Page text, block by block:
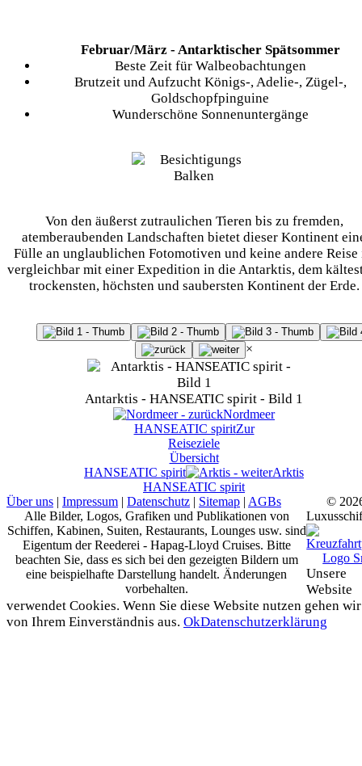
Februar/März - Antarktischer Spätsommer
Beste Zeit für Walbeobachtungen
Brutzeit und Aufzucht Königs-, Adelie-, Zügel-,
Goldschopfpinguine
Wunderschöne Sonnenuntergänge
Von den äußerst zutraulichen Tieren bis zu fremden,
atemberaubenden Landschaften bietet dieser Kontinent
Fülle an unglaublichen Fotomotiven und keine andere Reise
vergleichbar mit einer Expedition in die Antarktis, dem
trockensten, höchsten und saubersten Kontinent der Erde.
×
Antarktis - HANSEATIC spirit - Bild 1
Nordmeer
HANSEATIC spiritZur
Reiseziele
Übersicht
HANSEATIC spirit
Arktis
HANSEATIC spirit
Über uns | Impressum | Datenschutz | Sitemap | AGBs
Alle Bilder, Logos, Grafiken und Publikationen von
Schiffen, Kabinen, Suiten, Restaurants, Lounges usw. sind
Eigentum der Reederei - Hapag-Lloyd Cruises. Bitte
beachten Sie, dass es sich bei den gezeigten Bildern um
eine beispielhafte Darstellung handelt. Änderungen
vorbehalten.
©
Unsere
Website
verwendet Cookies. Wenn Sie diese Website nutzen gehen wir
von Ihrem Einverständnis aus. OkDatenschutzerklärung